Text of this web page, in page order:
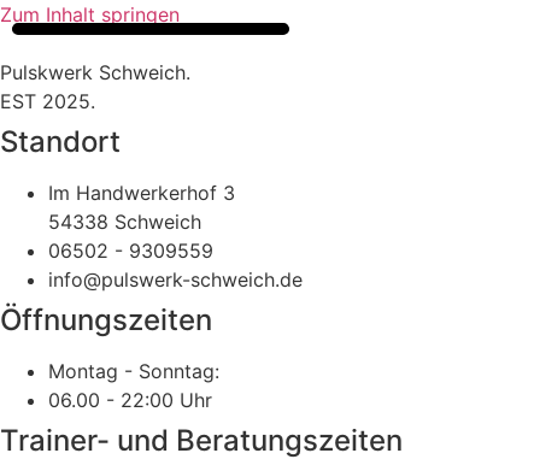
Zum Inhalt springen
Pulskwerk Schweich.
EST 2025.
Standort
Im Handwerkerhof 3
54338 Schweich
06502 - 9309559
info@pulswerk-schweich.de
Öffnungszeiten
Montag - Sonntag:
06.00 - 22:00 Uhr
Trainer- und Beratungszeiten